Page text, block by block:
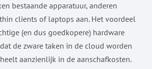
bestaande apparatuur, anderen
clients of laptops aan. Het voordeel
(en dus goedkopere) hardware
de zware taken in de cloud worden
aanzienlijk in de aanschafkosten.